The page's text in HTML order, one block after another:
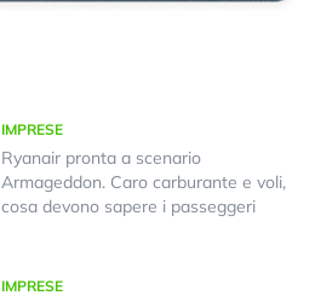
IMPRESE
Ryanair pronta a scenario
Armageddon. Caro carburante e voli,
cosa devono sapere i passeggeri
IMPRESE